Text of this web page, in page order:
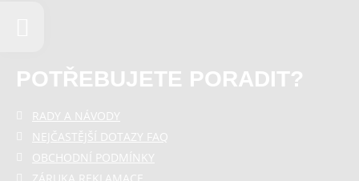
POTŘEBUJETE PORADIT?
RADY A NÁVODY
NEJČASTĚJŠÍ DOTAZY FAQ
OBCHODNÍ PODMÍNKY